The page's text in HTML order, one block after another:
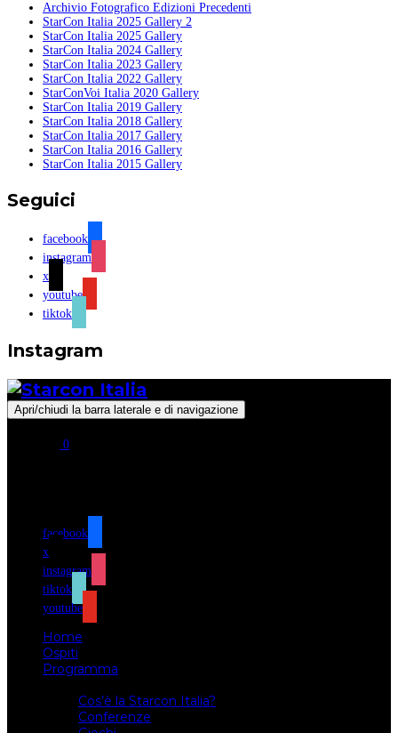
Archivio Fotografico Edizioni Precedenti
StarCon Italia 2025 Gallery 2
StarCon Italia 2025 Gallery
StarCon Italia 2024 Gallery
StarCon Italia 2023 Gallery
StarCon Italia 2022 Gallery
StarConVoi Italia 2020 Gallery
StarCon Italia 2019 Gallery
StarCon Italia 2018 Gallery
StarCon Italia 2017 Gallery
StarCon Italia 2016 Gallery
StarCon Italia 2015 Gallery
Seguici
facebook
instagram
x
youtube
tiktok
Instagram
Apri/chiudi la barra laterale e di navigazione
0
facebook
x
instagram
tiktok
youtube
Home
Ospiti
Programma
Cos’è la Starcon Italia?
Conferenze